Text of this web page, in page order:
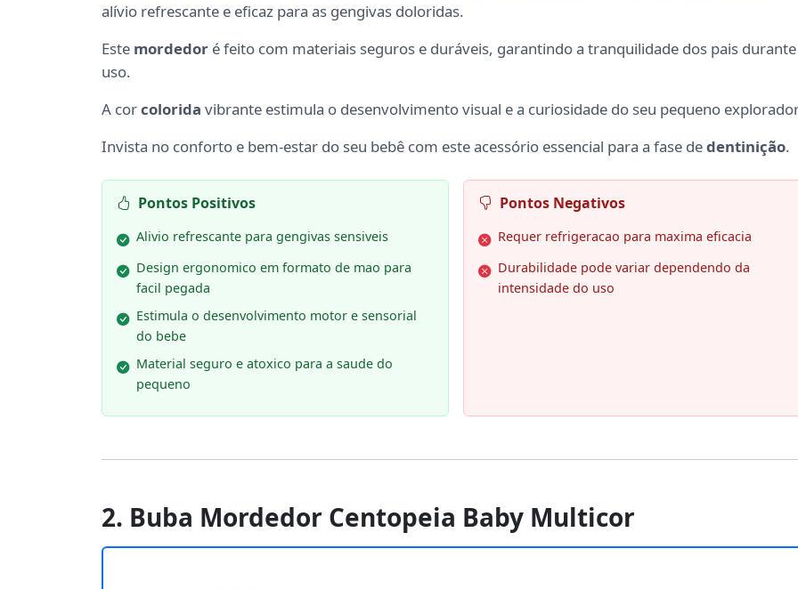
alívio refrescante e eficaz para as gengivas doloridas.
Este mordedor é feito com materiais seguros e duráveis, garantindo a tranquilidade dos pais
uso.
A corcolorida vibrante estimula o desenvolvimento visual e a curiosidade do seu pequeno
Invista no conforto e bem-estar do seu bebê com este acessório essencial para a fase dedentinição.
Pontos Positivos
Alivio refrescante para gengivas sensiveis
Design ergonomico em formato de mao para
facil pegada
Estimula o desenvolvimento motor e sensorial
do bebe
Material seguro e atoxico para a saude do
pequeno
Pontos Negativos
Requer refrigeracao para maxima eficacia
Durabilidade pode variar dependendo da
intensidade do uso
2. Buba Mordedor Centopeia Baby Multicor